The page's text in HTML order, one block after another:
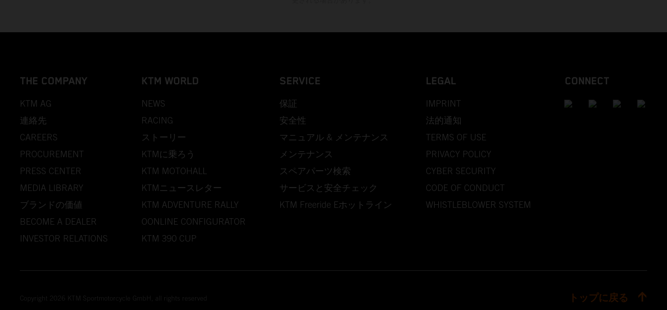
THE COMPANY
KTM AG
連絡先
CAREERS
PROCUREMENT
PRESS CENTER
MEDIA LIBRARY
ブランドの価値
BECOME A DEALER
INVESTOR RELATIONS
KTM WORLD
NEWS
RACING
ストーリー
KTMに乗ろう
KTM MOTOHALL
KTMニュースレター
KTM ADVENTURE RALLY
OONLINE CONFIGURATOR
KTM 390 CUP
SERVICE
保証
安全性
マニュアル & メンテナンス
メンテナンス
スペアパーツ検索
サービスと安全チェック
KTM Freeride Eホットライン
LEGAL
IMPRINT
法的通知
TERMS OF USE
PRIVACY POLICY
CYBER SECURITY
CODE OF CONDUCT
WHISTLEBLOWER SYSTEM
CONNECT
Copyright 2026 KTM Sportmotorcycle GmbH, all rights reserved トップに戻る